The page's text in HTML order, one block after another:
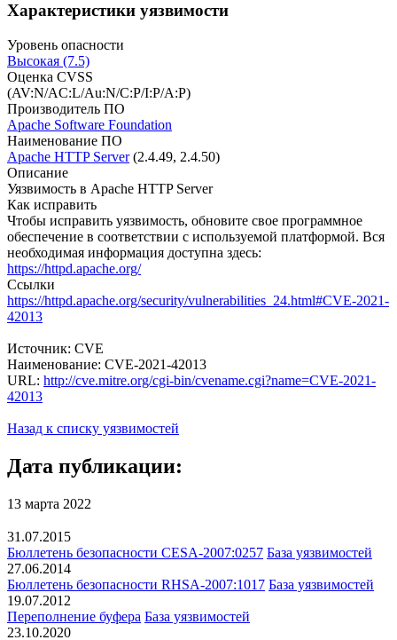
Характеристики уязвимости
Уровень опасности
Высокая (7.5)
Оценка CVSS
(AV:N/AC:L/Au:N/C:P/I:P/A:P)
Производитель ПО
Apache Software Foundation
Наименование ПО
Apache HTTP Server(2.4.49, 2.4.50)
Описание
Уязвимость в Apache HTTP Server
Как исправить
Чтобы исправить уязвимость, обновите свое программное
обеспечение в соответствии с используемой платформой. Вся
необходимая информация доступна здесь:
https://httpd.apache.org/
Ссылки
https://httpd.apache.org/security/vulnerabilities_24.html#CVE-2021-
42013
Источник: CVE
Наименование: CVE-2021-42013
URL: http://cve.mitre.org/cgi-bin/cvename.cgi?name=CVE-2021-
42013
Назад к списку уязвимостей
Дата публикации:
13 марта 2022
31.07.2015
Бюллетень безопасности CESA-2007:0257 База уязвимостей
27.06.2014
Бюллетень безопасности RHSA-2007:1017 База уязвимостей
19.07.2012
Переполнение буфера База уязвимостей
23.10.2020